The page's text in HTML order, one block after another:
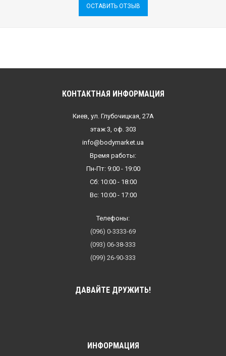
ОСТАВИТЬ ОТЗЫВ
КОНТАКТНАЯ ИНФОРМАЦИЯ
Киев, ул. Глубочицкая, 27А
этаж 3, оф. 303
info@bodymarket.ua
Время работы:
Пн-Пт: 9:00 - 19:00
Сб: 10:00 - 18:00
Вс: 10:00 - 17:00
Телефоны:
(096) 0-3333-69
(093) 06-38-333
(099) 26-90-333
ДАВАЙТЕ ДРУЖИТЬ!
ИНФОРМАЦИЯ